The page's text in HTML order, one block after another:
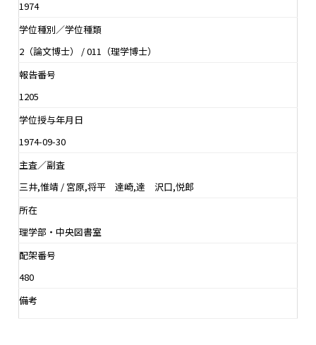
1974
学位種別／学位種類
2（論文博士） / 011（理学博士）
報告番号
1205
学位授与年月日
1974-09-30
主査／副査
三井,惟靖 / 宮原,将平 達崎,達 沢口,悦郎
所在
理学部・中央図書室
配架番号
480
備考